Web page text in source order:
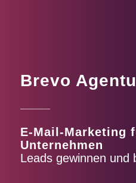
Brevo
E-Mail-Marketing
Unternehmen
Leads gewinnen und